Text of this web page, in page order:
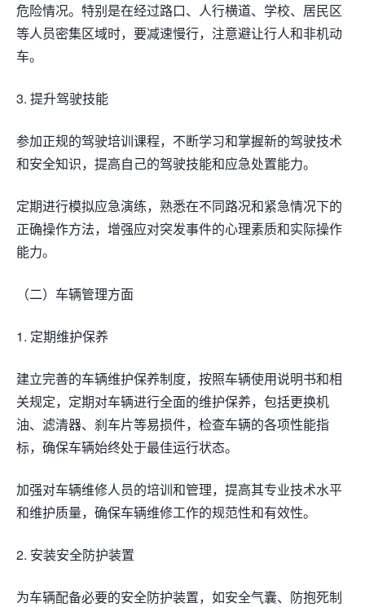
危险情况。特别是在经过路口、人行横道、学校、居民区
等人员密集区域时，要减速慢行，注意避让行人和非机动
车。
3. 提升驾驶技能
参加正规的驾驶培训课程，不断学习和掌握新的驾驶技术
和安全知识，提高自己的驾驶技能和应急处置能力。
定期进行模拟应急演练，熟悉在不同路况和紧急情况下的
正确操作方法，增强应对突发事件的心理素质和实际操作
能力。
（二）车辆管理方面
1. 定期维护保养
建立完善的车辆维护保养制度，按照车辆使用说明书和相
关规定，定期对车辆进行全面的维护保养，包括更换机
油、滤清器、刹车片等易损件，检查车辆的各项性能指
标，确保车辆始终处于最佳运行状态。
加强对车辆维修人员的培训和管理，提高其专业技术水平
和维护质量，确保车辆维修工作的规范性和有效性。
2. 安装安全防护装置
为车辆配备必要的安全防护装置，如安全气囊、防抱死制